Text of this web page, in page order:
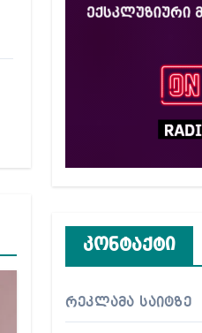
კონტაქტი
რეკლამა საიტზე